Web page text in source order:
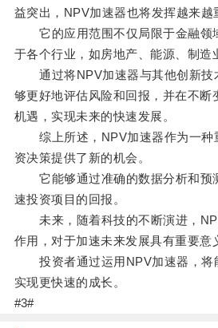
益突出，NPV加速器也将发挥越来越
它的应用范围不仅局限于金融领
于各个行业，如房地产、能源、制造
通过将NPV加速器与其他创新技
够更好地评估风险和回报，并在不断
机遇，实现未来的快速发展。
综上所述，NPV加速器作为一种
资决策提供了新的机会。
它能够通过准确的数据分析和预
速投资项目的回报。
未来，随着科技的不断演进，
作用，对于加速未来发展具有重要意
投资者通过运用NPV加速器，将
实现更快速的成长。
#3#